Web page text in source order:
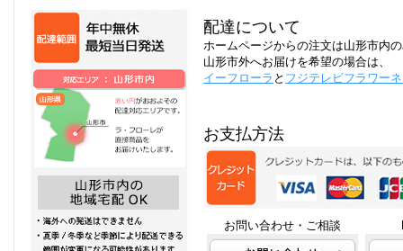
配達について
ホームページからの注文は山形市内
山形市外へお届けを希望の場合は、
イーフローラ と フジテレビフラワー
お支払方法
お問い合わせ・ご相談